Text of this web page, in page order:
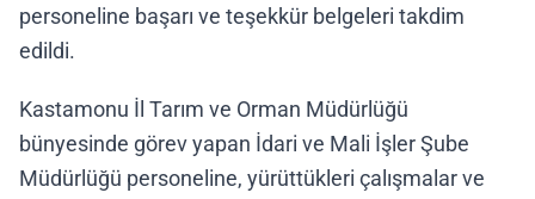
personeline başarı ve teşekkür belgeleri takdim
edildi.
Kastamonu İl Tarım ve Orman Müdürlüğü
bünyesinde görev yapan İdari ve Mali İşler Şube
Müdürlüğü personeline, yürüttükleri çalışmalar ve